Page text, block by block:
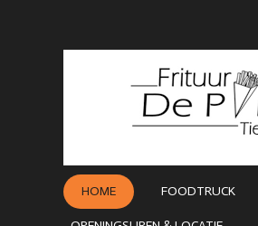
HOME FOODTRUCK